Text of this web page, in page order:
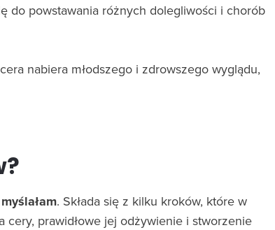
do powstawania różnych dolegliwości i chorób
nabiera młodszego i zdrowszego wyglądu,
. Składa się z kilku kroków, które w
cery, prawidłowe jej odżywienie i stworzenie